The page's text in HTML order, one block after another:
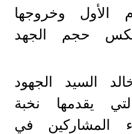
الأول وخروجها
حجم الجهد
السيد الجهود
يقدمها نخبة
المشاركين في